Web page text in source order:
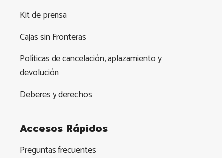
Kit de prensa
Cajas sin Fronteras
Políticas de cancelación, aplazamiento y
devolución
Deberes y derechos
Accesos Rápidos
Preguntas frecuentes